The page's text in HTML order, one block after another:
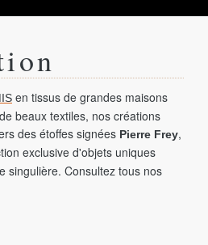
en tissus de grandes maisons
beaux textiles, nos créations
des étoffes signées Pierre Frey,
exclusive d'objets uniques
singulière. Consultez tous nos